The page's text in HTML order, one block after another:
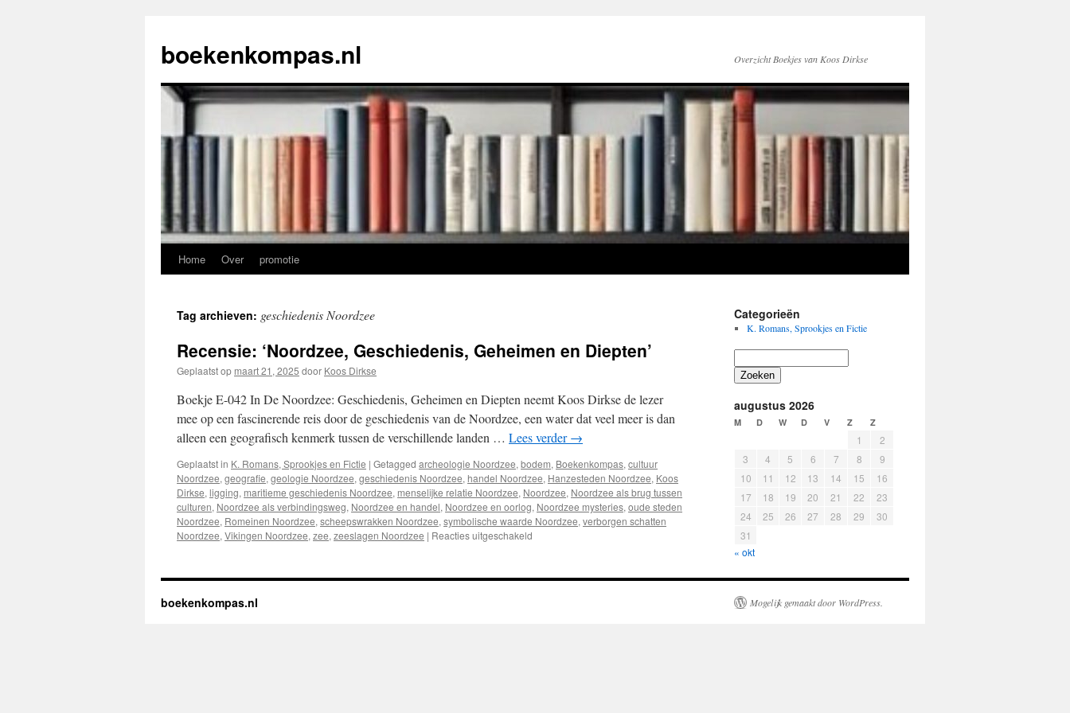
de
inhoud
boekenkompas.nl Overzicht Boekjes van Koos Dirkse
Home Over promotie
Tag archieven: geschiedenis Noordzee
Recensie: ‘Noordzee, Geschiedenis, Geheimen en Diepten’
Geplaatst op maart 21, 2025 door Koos Dirkse
Boekje E-042 In De Noordzee: Geschiedenis, Geheimen en Diepten neemt Koos Dirkse de lezer
mee op een fascinerende reis door de geschiedenis van de Noordzee, een water dat veel meer is dan
alleen een geografisch kenmerk tussen de verschillende landen … Lees verder→
Geplaatst in K. Romans, Sprookjes en Fictie | Getagged archeologie Noordzee, bodem, Boekenkompas, cultuur
Noordzee, geografie, geologie Noordzee, geschiedenis Noordzee, handel Noordzee, Hanzesteden Noordzee, Koos
Dirkse, ligging, maritieme geschiedenis Noordzee, menselijke relatie Noordzee, Noordzee, Noordzee als brug tussen
culturen, Noordzee als verbindingsweg, Noordzee en handel, Noordzee en oorlog, Noordzee mysteries, oude steden
Noordzee, Romeinen Noordzee, scheepswrakken Noordzee, symbolische waarde Noordzee, verborgen schatten
Noordzee, Vikingen Noordzee, zee, zeeslagen Noordzee | Reacties uitgeschakeld
Geschiedenis,
Categorieën
K. Romans, Sprookjes en Fictie
Zoeken
augustus 2026
M D W D V Z Z
1
2
3
4 5 6 7 8
9
10
11 12 13 14 15
16
17
18 19 20 21 22
23
24
25 26 27 28 29
30
31
« okt
boekenkompas.nl Mogelijk gemaakt door WordPress.